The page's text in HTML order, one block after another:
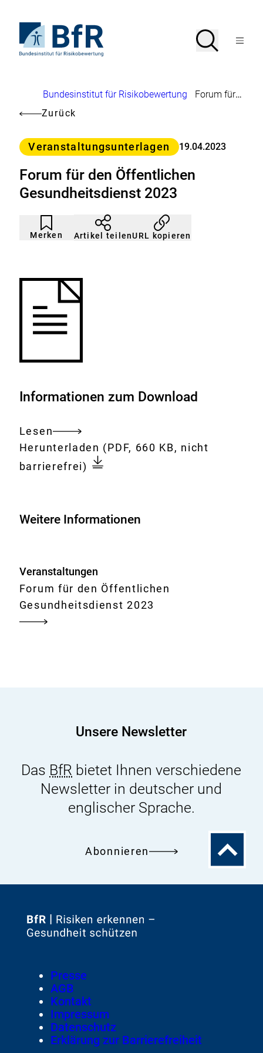
Seiteninhalt
springenStartseite
von
Suche
SucheMenü
Brotkrumennavigation
Bundesinstitut für Risikobewertung
Forum für den Öffentlichen Gesundheitsdienst 2023
Zurück
Kategorie
Veranstaltungsunterlagen 19.04.2023
Forum für den Öffentlichen
Gesundheitsdienst 2023
Merken
Artikel
nicht
gemerkt
Durch
Klicken
der
Artikel teilenURL kopieren
Informationen zum Download
Lesen
Gesamtes
Dokument
Download:
Herunterladen Forum
für
Gesundheitsdienst
(PDF, 660 KB, nicht
barrierefrei)
Weitere Informationen
Veranstaltungen
Forum für den Öffentlichen
Gesundheitsdienst 2023
Unsere Newsletter
Das BfR bietet Ihnen verschiedene
Newsletter in deutscher und
englischer Sprache.
Abonnieren
Zum
Zur
Footer
Meta-
Navigation
Presse
AGB
Kontakt
Impressum
Datenschutz
Erklärung zur Barrierefreiheit